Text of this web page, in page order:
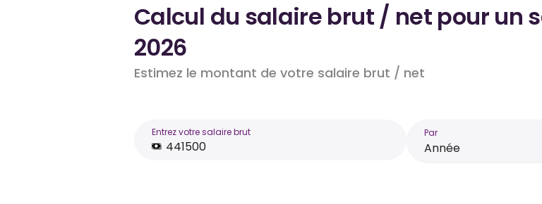
Calcul du salaire brut / net pour un
2026
Estimez le montant de votre salaire brut / net
Entrez votre salaire brut Par
Année